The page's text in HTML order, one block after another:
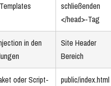
schließenden
</head>-Tag
in den
Site Header
Bereich
oder Script-
public/index.html